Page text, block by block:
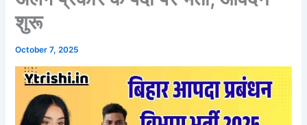
शुरू
October 7, 2025